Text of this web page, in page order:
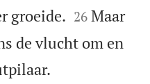
groeide. 

26 Maar
de vlucht om en